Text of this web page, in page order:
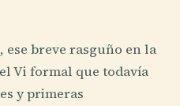
ese breve rasguño en la
Vi formal que todavía
y primeras